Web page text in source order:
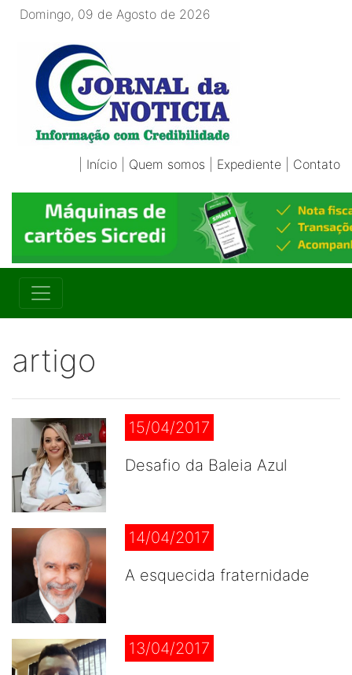
Domingo, 09 de Agosto de 2026
Início Quem somos Expediente Contato
artigo
15/04/2017
Desafio da Baleia Azul
14/04/2017
A esquecida fraternidade
13/04/2017